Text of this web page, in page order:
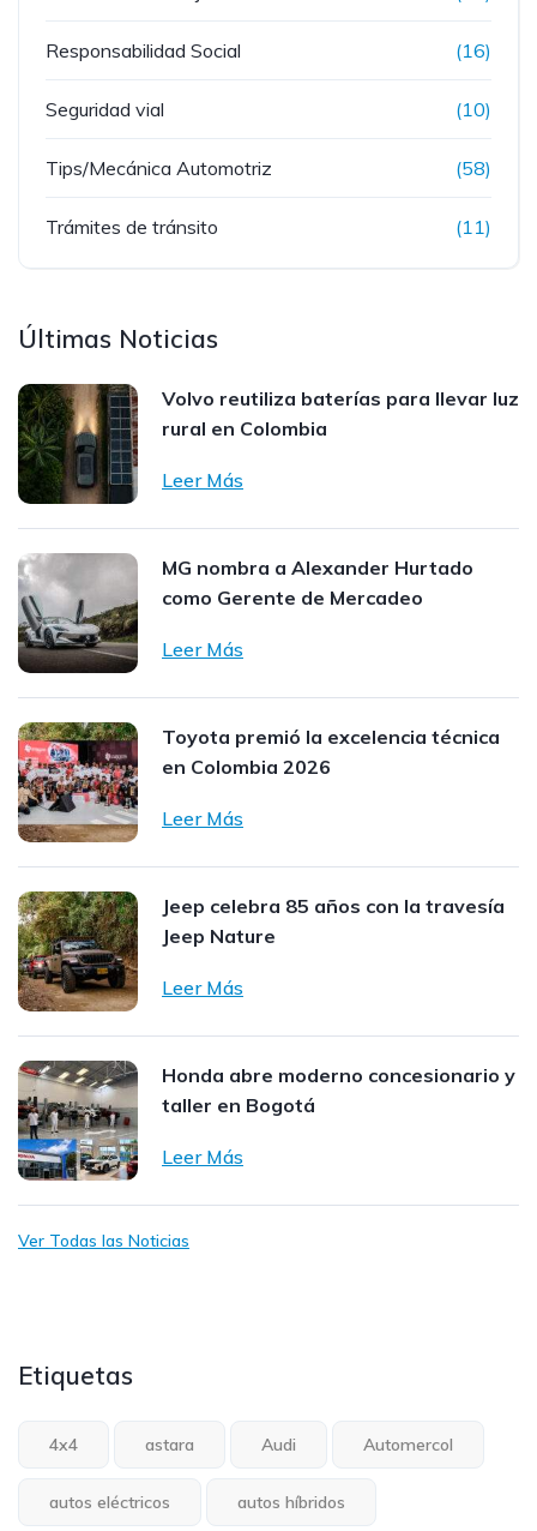
Responsabilidad Social (16)
Seguridad vial (10)
Tips/Mecánica Automotriz (58)
Trámites de tránsito (11)
Últimas Noticias
Volvo reutiliza baterías para llevar luz
rural en Colombia
Leer Más
MG nombra a Alexander Hurtado
como Gerente de Mercadeo
Leer Más
Toyota premió la excelencia técnica
en Colombia 2026
Leer Más
Jeep celebra 85 años con la travesía
Jeep Nature
Leer Más
Honda abre moderno concesionario y
taller en Bogotá
Leer Más
Ver Todas las Noticias
Etiquetas
4x4 astara Audi Automercol
autos eléctricos autos híbridos